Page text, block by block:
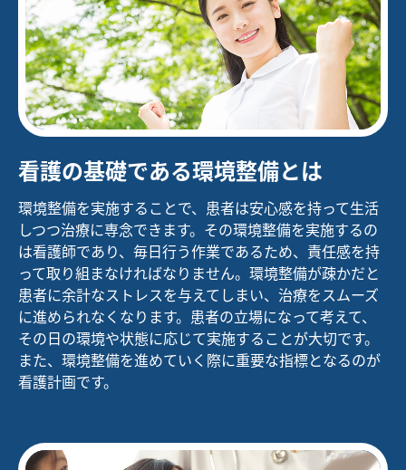
看護の基礎である環境整備とは
環境整備を実施することで、患者は安心感を持って生活
しつつ治療に専念できます。その環境整備を実施するの
は看護師であり、毎日行う作業であるため、責任感を持
って取り組まなければなりません。環境整備が疎かだと
患者に余計なストレスを与えてしまい、治療をスムーズ
に進められなくなります。患者の立場になって考えて、
その日の環境や状態に応じて実施することが大切です。
また、環境整備を進めていく際に重要な指標となるのが
看護計画です。